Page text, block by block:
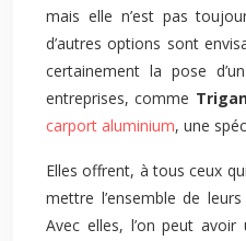
mais elle n’est pas
d’autres options sont
certainement la pose
entreprises, comme
carport aluminium, une
Elles offrent, à tous ceux
mettre l’ensemble de
Avec elles, l’on peut avoir